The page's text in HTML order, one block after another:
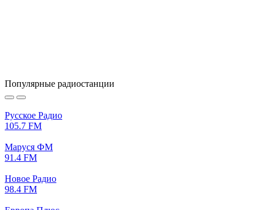
Популярные радиостанции
Русское Радио
105.7 FM
Маруся ФМ
91.4 FM
Новое Радио
98.4 FM